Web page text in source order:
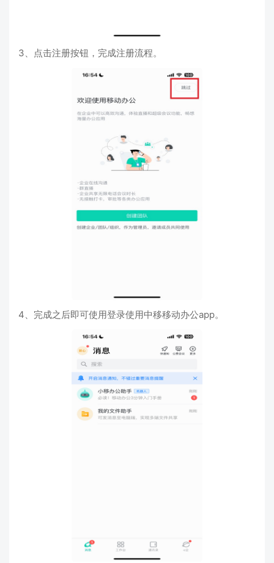
3、点击注册按钮，完成注册流程。
4、完成之后即可使用登录使用中移移动办公app。